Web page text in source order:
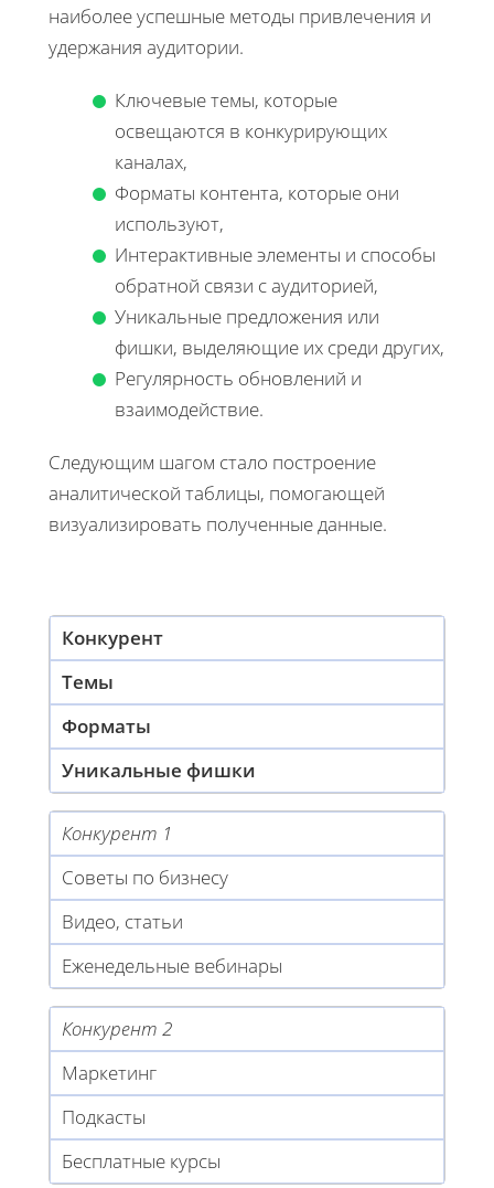
наиболее успешные методы привлечения и
удержания аудитории.
Ключевые темы, которые
освещаются в конкурирующих
каналах,
Форматы контента, которые они
используют,
Интерактивные элементы и способы
обратной связи с аудиторией,
Уникальные предложения или
фишки, выделяющие их среди других,
Регулярность обновлений и
взаимодействие.
Следующим шагом стало построение
аналитической таблицы, помогающей
визуализировать полученные данные.
Конкурент
Темы
Форматы
Уникальные фишки
Конкурент 1
Советы по бизнесу
Видео, статьи
Еженедельные вебинары
Конкурент 2
Маркетинг
Подкасты
Бесплатные курсы